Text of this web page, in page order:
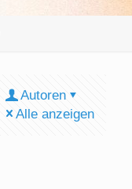
Autoren
Alle anzeigen